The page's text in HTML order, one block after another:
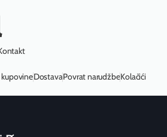
DostavaPovrat narudžbeKolačići